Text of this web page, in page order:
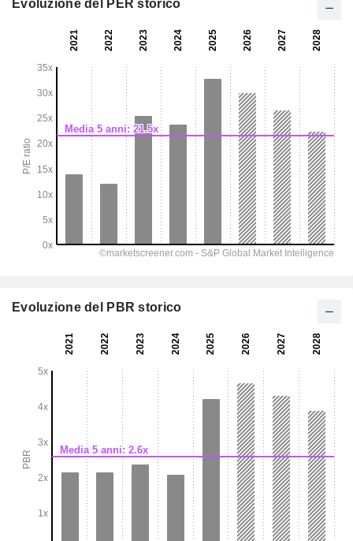
Evoluzione del PER storico
Evoluzione del PBR storico